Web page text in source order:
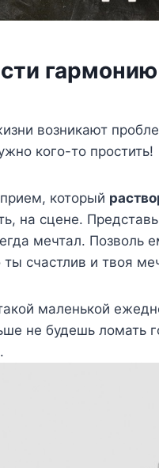
гармонию
возникают
кого-то простить!
который
на сцене.
мечтал. Позволь
ты счастлив и твоя
маленькой
не будешь ломать